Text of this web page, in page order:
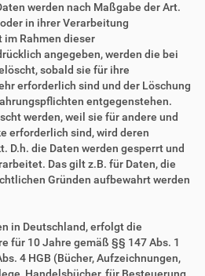
werden nach Maßgabe der Art.
in ihrer Verarbeitung
Rahmen dieser
angegeben, werden die bei
sobald sie für ihre
erforderlich sind und der Löschung
entgegenstehen.
werden, weil sie für andere und
erforderlich sind, wird deren
D.h. die Daten werden gesperrt und
Das gilt z.B. für Daten, die
Gründen aufbewahrt werden
in Deutschland, erfolgt die
für 10 Jahre gemäß §§ 147 Abs. 1
4 HGB (Bücher, Aufzeichnungen,